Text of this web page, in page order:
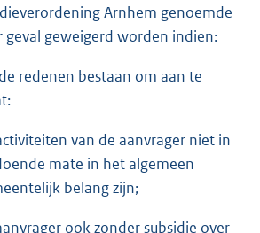
Arnhem genoemde
geval geweigerd worden indien:
redenen bestaan om aan te
van de aanvrager niet in
mate in het algemeen
belang zijn;
ook zonder subsidie over